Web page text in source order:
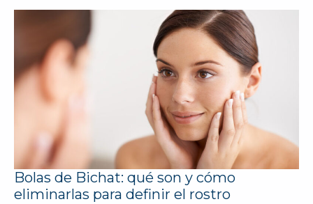
Bolas de Bichat: qué son y cómo
eliminarlas para definir el rostro